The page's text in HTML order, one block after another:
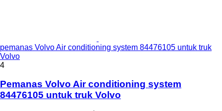
pemanas Volvo Air conditioning system 84476105 untuk truk
Volvo
4
Pemanas Volvo Air conditioning system
84476105 untuk truk Volvo